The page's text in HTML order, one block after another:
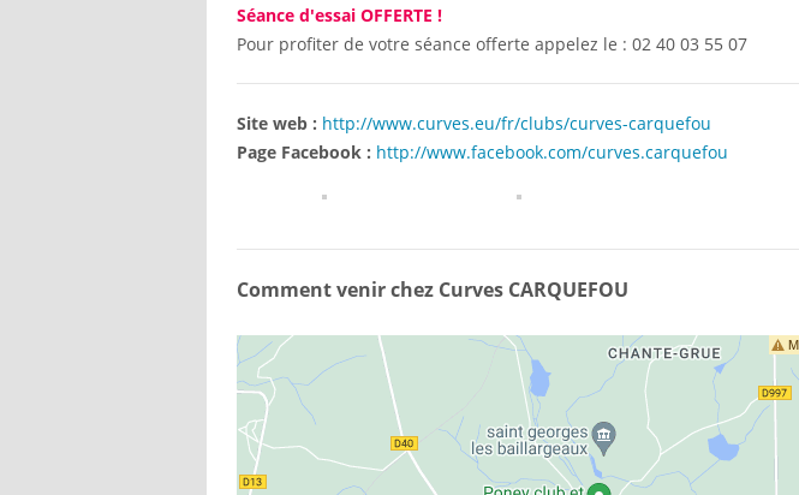
Séance d'essai OFFERTE !
Pour profiter de votre séance offerte appelez le : 02 40 03 55 07
Site web : http://www.curves.eu/fr/clubs/curves-carquefou
Page Facebook : http://www.facebook.com/curves.carquefou
Comment venir chez Curves CARQUEFOU